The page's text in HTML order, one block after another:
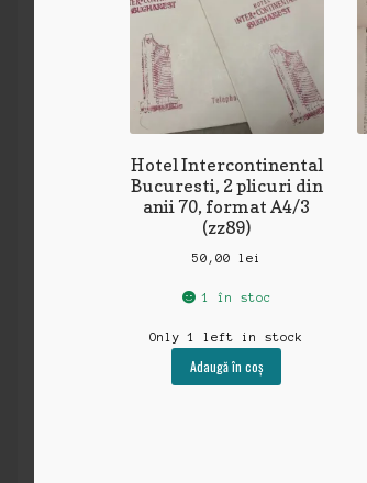
Hotel Intercontinental
Bucuresti, 2 plicuri din
anii 70, format A4/3
(zz89)
50,00 lei
1 în stoc
Only 1 left in stock
Adaugă în coș